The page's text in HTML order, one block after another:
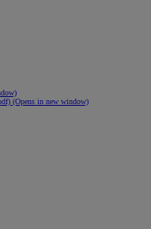
(Opens in new window)